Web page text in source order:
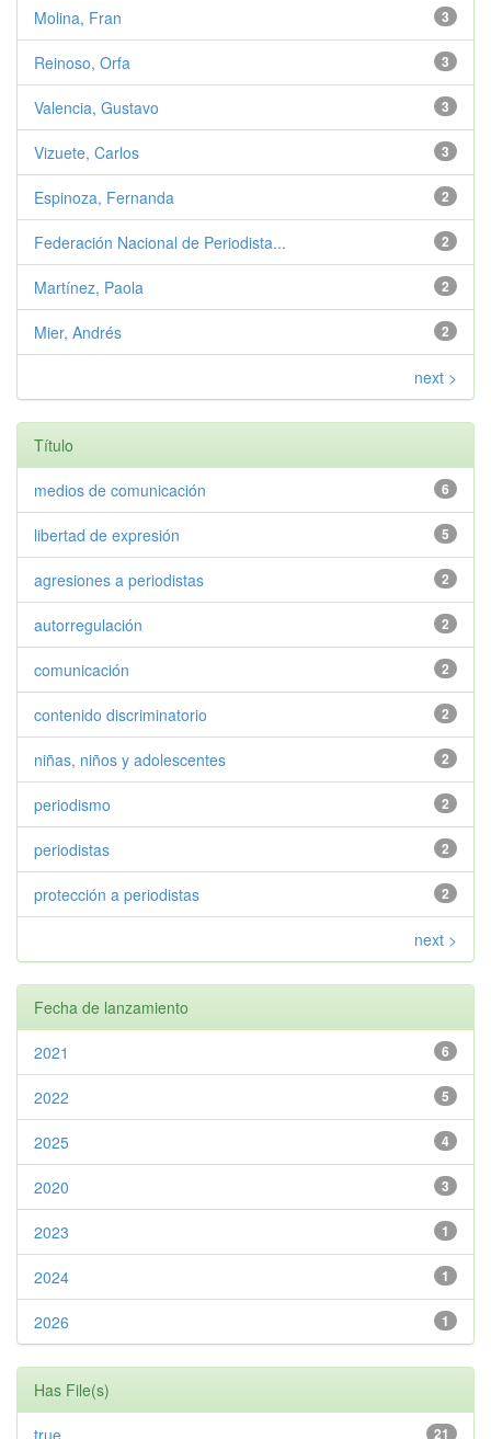
3
Molina, Fran
3
Reinoso, Orfa
3
Valencia, Gustavo
3
Vizuete, Carlos
2
Espinoza, Fernanda
2
Federación Nacional de Periodista...
2
Martínez, Paola
2
Mier, Andrés
next >
Título
6
medios de comunicación
5
libertad de expresión
2
agresiones a periodistas
2
autorregulación
2
comunicación
2
contenido discriminatorio
2
niñas, niños y adolescentes
2
periodismo
2
periodistas
2
protección a periodistas
next >
Fecha de lanzamiento
6
2021
5
2022
4
2025
3
2020
1
2023
1
2024
1
2026
Has File(s)
21
true